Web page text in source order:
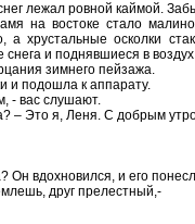
лежал ровной каймой.
на востоке стало
а хрустальные осколки
и поднявшиеся в
зимнего пейзажа.
и подошла к аппарату.
- вас слушают.
– Это я, Леня. С добрым
Он вдохновился, и его
друг прелестный,-